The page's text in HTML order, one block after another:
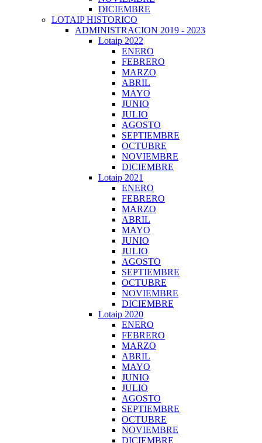
DICIEMBRE
LOTAIP HISTORICO
ADMINISTRACION 2019 - 2023
Lotaip 2022
ENERO
FEBRERO
MARZO
ABRIL
MAYO
JUNIO
JULIO
AGOSTO
SEPTIEMBRE
OCTUBRE
NOVIEMBRE
DICIEMBRE
Lotaip 2021
ENERO
FEBRERO
MARZO
ABRIL
MAYO
JUNIO
JULIO
AGOSTO
SEPTIEMBRE
OCTUBRE
NOVIEMBRE
DICIEMBRE
Lotaip 2020
ENERO
FEBRERO
MARZO
ABRIL
MAYO
JUNIO
JULIO
AGOSTO
SEPTIEMBRE
OCTUBRE
NOVIEMBRE
DICIEMBRE